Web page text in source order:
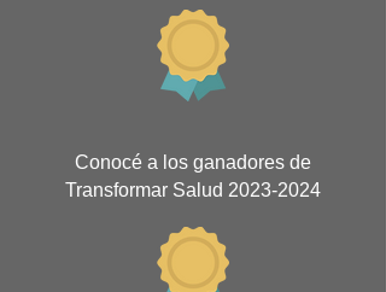
Conocé a los ganadores de
Transformar Salud 2023-2024